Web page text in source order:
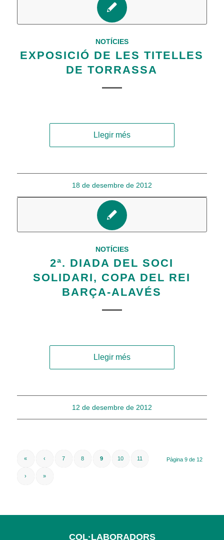
NOTÍCIES
EXPOSICIÓ DE LES TITELLES
DE TORRASSA
Llegir més
18 de desembre de 2012
NOTÍCIES
2ª. DIADA DEL SOCI
SOLIDARI, COPA DEL REI
BARÇA-ALAVÉS
Llegir més
12 de desembre de 2012
Pàgina 9 de 12
« ‹ 7 8 9 10 11
› »
COL·LABORADORS